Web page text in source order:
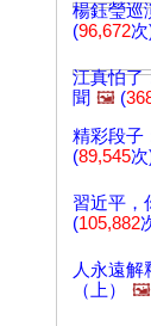
楊鈺瑩巡
(96,672次
江真怕了
聞 🖼️ (
精彩段子
(89,545次
習近平，
(105,882
人永遠解
（上）
🖼️